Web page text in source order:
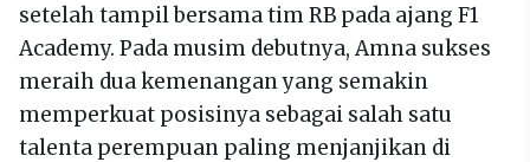
setelah tampil bersama tim RB pada ajang F1
Academy. Pada musim debutnya, Amna sukses
meraih dua kemenangan yang semakin
memperkuat posisinya sebagai salah satu
talenta perempuan paling menjanjikan di